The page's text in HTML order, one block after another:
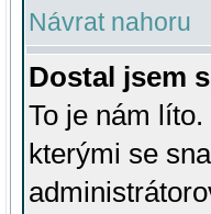
Návrat nahoru
Dostal jsem
To je nám
kterými se